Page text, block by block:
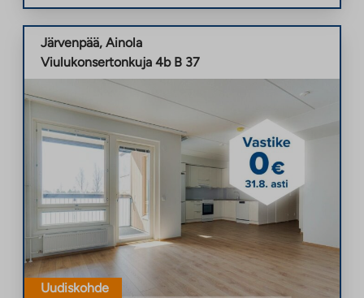
Järvenpää, Ainola
Viulukonsertonkuja 4b B 37
Uudiskohde